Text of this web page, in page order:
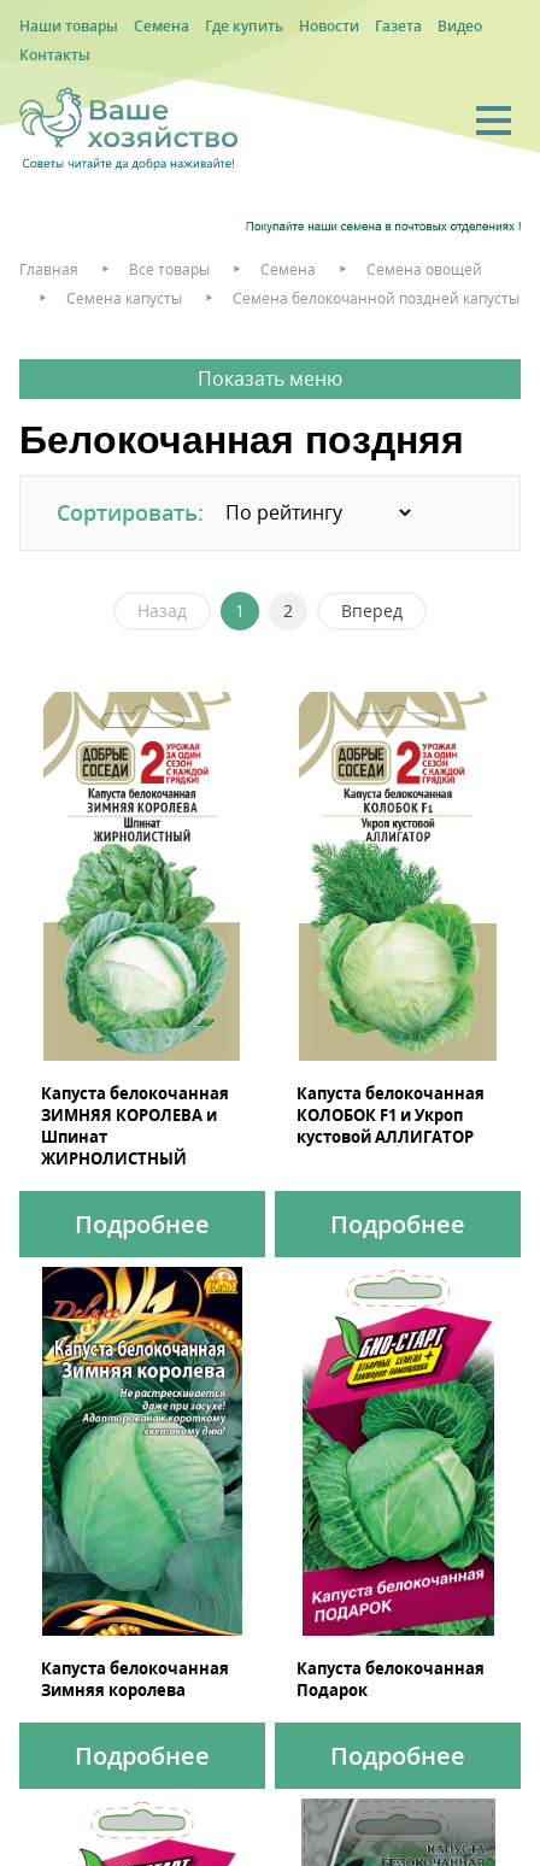
Наши товары Семена Где купить Новости Газета
Видео
Контакты
Главная Все товары Семена
Семена овощей
Семена капусты
Семена белокочанной поздней капусты
Белокочанная поздняя
Сортировать:
Назад 1 2 Вперед
Капуста белокочанная
ЗИМНЯЯ КОРОЛЕВА и
Шпинат
ЖИРНОЛИСТНЫЙ
Подробнее
Капуста белокочанная
КОЛОБОК F1 и Укроп
кустовой АЛЛИГАТОР
Подробнее
Капуста белокочанная
Зимняя королева
Подробнее
Капуста белокочанная
Подарок
Подробнее